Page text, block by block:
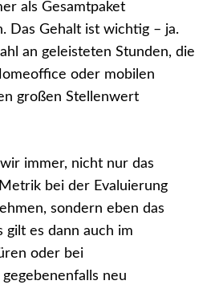
als Gesamtpaket
Das Gehalt ist wichtig – ja.
an geleisteten Stunden, die
oder mobilen
großen Stellenwert
immer, nicht nur das
bei der Evaluierung
sondern eben das
gilt es dann auch im
oder bei
neu